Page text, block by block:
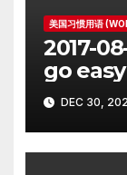
美国习惯用语
2017-
go
DEC 30,